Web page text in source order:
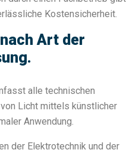
Kostensicherheit.
Art der
alle technischen
Licht mittels künstlicher
Anwendung.
der Elektrotechnik und der